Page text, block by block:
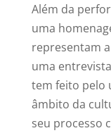
Além da
uma
representam
uma
tem feito pelo
âmbito da
seu processo